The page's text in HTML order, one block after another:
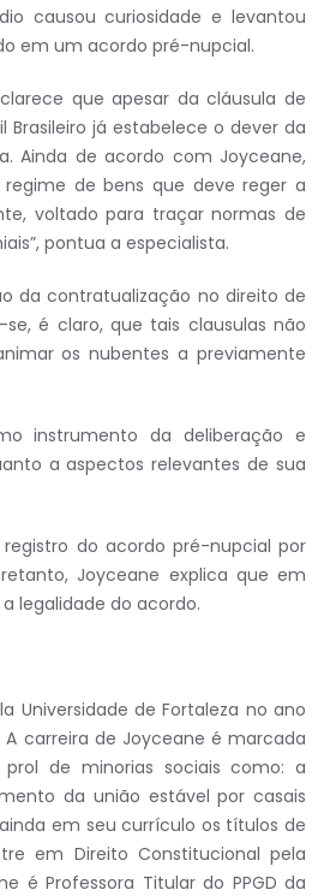
causou curiosidade e levantou
em um acordo pré-nupcial.
que apesar da cláusula de
Brasileiro já estabelece o dever da
Ainda de acordo com Joyceane,
de bens que deve reger a
voltado para traçar normas de
pontua a especialista.
da contratualização no direito de
é claro, que tais clausulas não
os nubentes a previamente
instrumento da deliberação e
a aspectos relevantes de sua
do acordo pré-nupcial por
Joyceane explica que em
legalidade do acordo.
Universidade de Fortaleza no ano
carreira de Joyceane é marcada
de minorias sociais como: a
da união estável por casais
em seu currículo os títulos de
em Direito Constitucional pela
é Professora Titular do PPGD da